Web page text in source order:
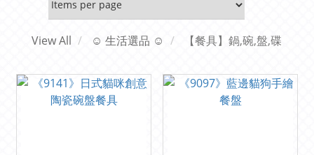
View All ☺ 生活選品 ☺ 【餐具】鍋,碗,盤,碟